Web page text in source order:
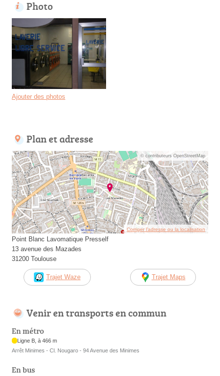
Photo
Ajouter des photos
Plan et adresse
© contributeurs OpenStreetMap
Corriger l’adresse ou la localisation
Point Blanc Lavomatique Presself
13 avenue des Mazades
31200 Toulouse
Trajet Waze Trajet Maps
Venir en transports en commun
En métro
Ligne B, à 466 m
Arrêt Minimes - Cl. Nougaro - 94 Avenue des Minimes
En bus